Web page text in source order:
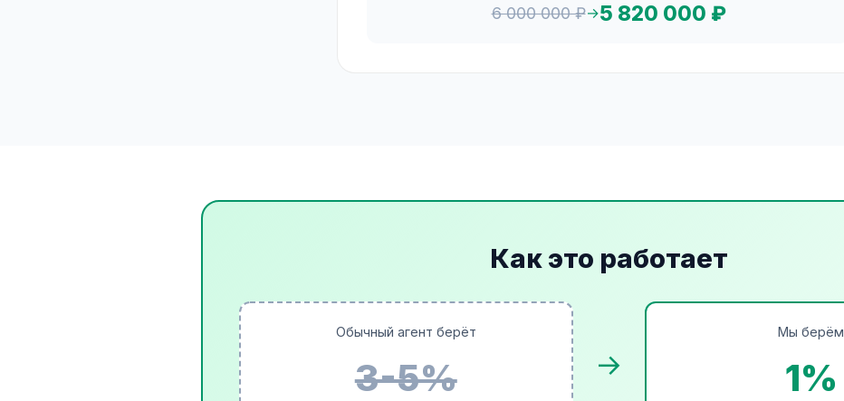
6 000 000 ₽→5 820 000 ₽
Как это работает
Обычный агент берёт
3-5% →
Мы берём
1%